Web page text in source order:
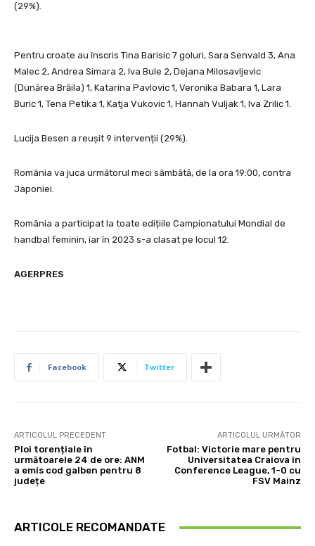
(29%).
Pentru croate au înscris Tina Barisic 7 goluri, Sara Senvald 3, Ana
Malec 2, Andrea Simara 2, Iva Bule 2, Dejana Milosavljevic
(Dunărea Brăila) 1, Katarina Pavlovic 1, Veronika Babara 1, Lara
Buric 1, Tena Petika 1, Katja Vukovic 1, Hannah Vuljak 1, Iva Zrilic 1.
Lucija Besen a reușit 9 intervenții (29%).
România va juca următorul meci sâmbătă, de la ora 19:00, contra
Japoniei.
România a participat la toate edițiile Campionatului Mondial de
handbal feminin, iar în 2023 s-a clasat pe locul 12.
AGERPRES
Facebook Twitter
ARTICOLUL PRECEDENT
Ploi torențiale în
următoarele 24 de ore: ANM
a emis cod galben pentru 8
județe
ARTICOLUL URMĂTOR
Fotbal: Victorie mare pentru
Universitatea Craiova în
Conference League, 1-0 cu
FSV Mainz
ARTICOLE RECOMANDATE